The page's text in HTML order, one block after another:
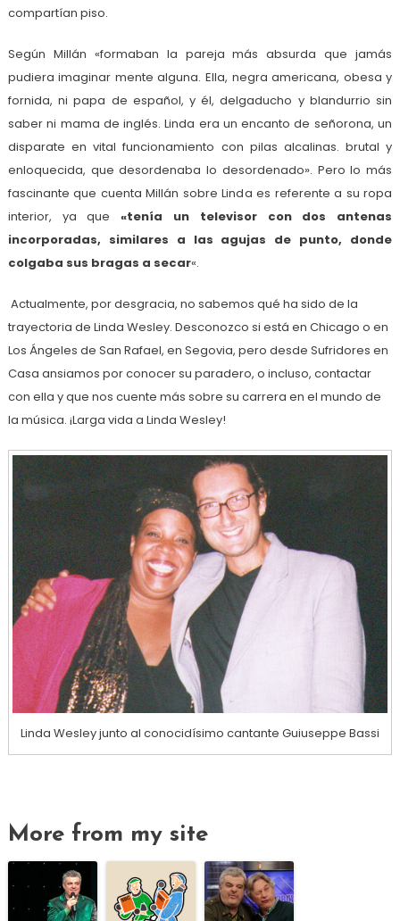
compartían piso.
Según Millán «formaban la pareja más absurda que jamás
pudiera imaginar mente alguna. Ella, negra americana, obesa y
fornida, ni papa de español, y él, delgaducho y blandurrio sin
saber ni mama de inglés. Linda era un encanto de señorona, un
disparate en vital funcionamiento con pilas alcalinas. brutal y
enloquecida, que desordenaba lo desordenado». Pero lo más
fascinante que cuenta Millán sobre Linda es referente a su ropa
interior, ya que«tenía un televisor con dos antenas
incorporadas, similares a las agujas de punto, donde
colgaba sus bragas a secar«.
Actualmente, por desgracia, no sabemos qué ha sido de la
trayectoria de Linda Wesley. Desconozco si está en Chicago o en
Los Ángeles de San Rafael, en Segovia, pero desde Sufridores en
Casa ansiamos por conocer su paradero, o incluso, contactar
con ella y que nos cuente más sobre su carrera en el mundo de
la música. ¡Larga vida a Linda Wesley!
Linda Wesley junto al conocidísimo cantante Guiuseppe Bassi
More from my site